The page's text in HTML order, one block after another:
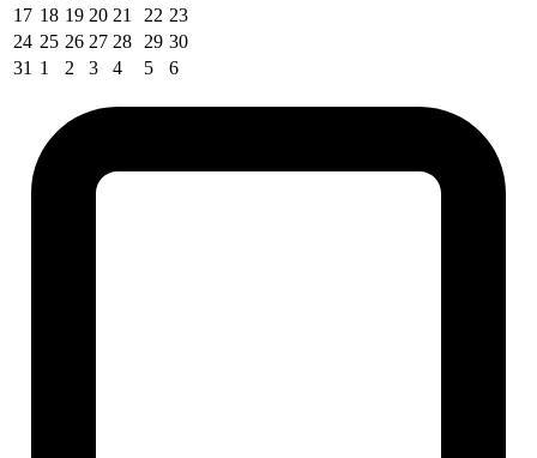
17 18 19 20 21 22 23
24 25 26 27 28 29 30
31 1 2 3 4 5 6